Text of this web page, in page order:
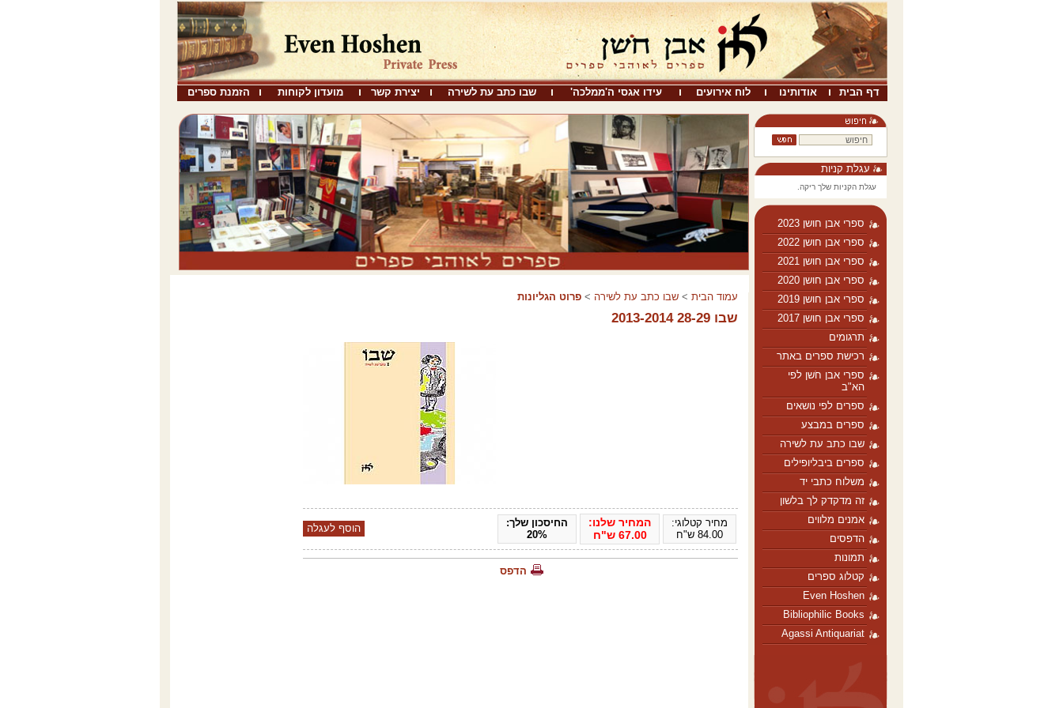
דף הבית אודותינו לוח אירועים עידו אגסי ה'ממלכה' שבו כתב עת לשירה יצירת קשר מועדון לקוחות הזמנת ספרים
עגלת קניות
עגלת הקניות שלך ריקה.
ספרי אבן חושן 2023
ספרי אבן חושן 2022
ספרי אבן חושן 2021
ספרי אבן חושן 2020
ספרי אבן חושן 2019
ספרי אבן חושן 2017
תרגומים
רכישת ספרים באתר
ספרי אבן חֹשן לפי
הא"ב
ספרים לפי נושאים
ספרים במבצע
שבו כתב עת לשירה
ספרים ביבליופילים
משלוח כתבי יד
זה מדקדק לך בלשון
אמנים מלווים
הדפסים
תמונות
קטלוג ספרים
Even Hoshen
Bibliophilic Books
Agassi Antiquariat
עמוד הבית > שבו כתב עת לשירה > פרוט הגליונות
שבו 28-29 2013-2014
מחיר קטלוגי:
84.00 ש"ח
המחיר שלנו:
67.00 ש"ח
החיסכון שלך:
20%
הדפס